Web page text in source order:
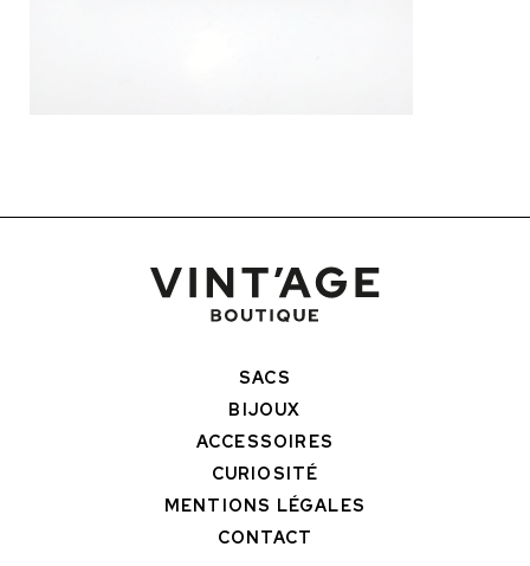
SACS
BIJOUX
ACCESSOIRES
CURIOSITÉ
MENTIONS LÉGALES
CONTACT